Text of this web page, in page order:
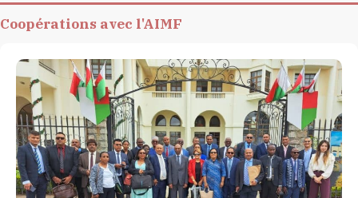
Coopérations avec l'AIMF